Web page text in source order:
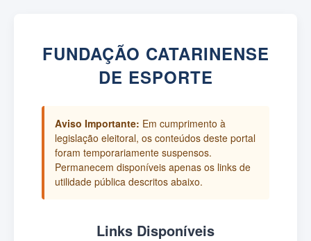
FUNDAÇÃO CATARINENSE
DE ESPORTE
Aviso Importante: Em cumprimento à
legislação eleitoral, os conteúdos deste portal
foram temporariamente suspensos.
Permanecem disponíveis apenas os links de
utilidade pública descritos abaixo.
Links Disponíveis